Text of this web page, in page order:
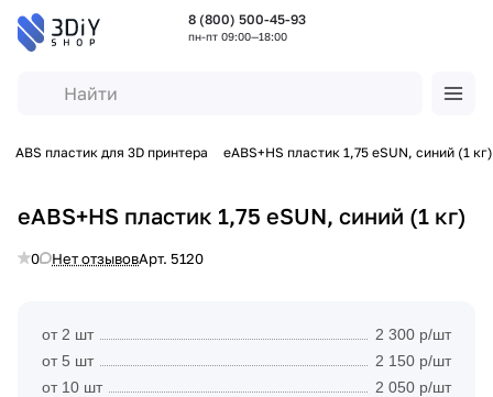
8 (800) 500-45-93
пн-пт 09:00—18:00
ABS пластик для 3D принтера eABS+HS пластик 1,75 eSUN, синий (1 кг)
eABS+HS пластик 1,75 eSUN, синий (1 кг)
0 Нет отзывовАрт. 5120
от 2 шт
2 300 р/шт
от 5 шт
2 150 р/шт
от 10 шт
2 050 р/шт